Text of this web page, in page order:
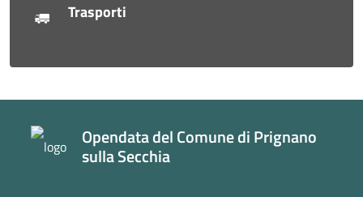
Trasporti
Opendata del Comune di Prignano
sulla Secchia